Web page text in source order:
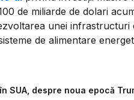
de miliarde de dolari
unei
de alimentare
SUA, despre noua epocă